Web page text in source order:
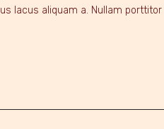
lacus aliquam a. Nullam